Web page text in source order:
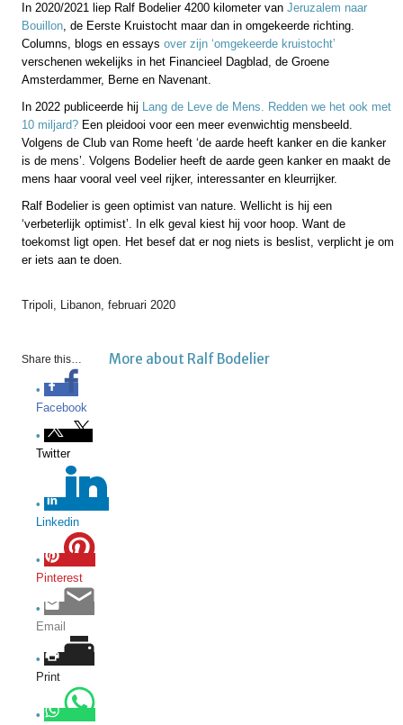
In 2020/2021 liep Ralf Bodelier 4200 kilometer van Jeruzalem naar
Bouillon, de Eerste Kruistocht maar dan in omgekeerde richting.
Columns, blogs en essays over zijn ‘omgekeerde kruistocht’
verschenen wekelijks in het Financieel Dagblad, de Groene
Amsterdammer, Berne en Navenant.
In 2022 publiceerde hij Lang de Leve de Mens. Redden we het ook met
10 miljard? Een pleidooi voor een meer evenwichtig mensbeeld.
Volgens de Club van Rome heeft ‘de aarde heeft kanker en die kanker
is de mens’. Volgens Bodelier heeft de aarde geen kanker en maakt de
mens haar vooral veel veel rijker, interessanter en kleurrijker.
Ralf Bodelier is geen optimist van nature. Wellicht is hij een
‘verbeterlijk optimist’. In elk geval kiest hij voor hoop. Want de
toekomst ligt open. Het besef dat er nog niets is beslist, verplicht je om
er iets aan te doen.
Tripoli, Libanon, februari 2020
Share this…
Facebook
Twitter
Linkedin
Pinterest
Email
Print
More about Ralf Bodelier